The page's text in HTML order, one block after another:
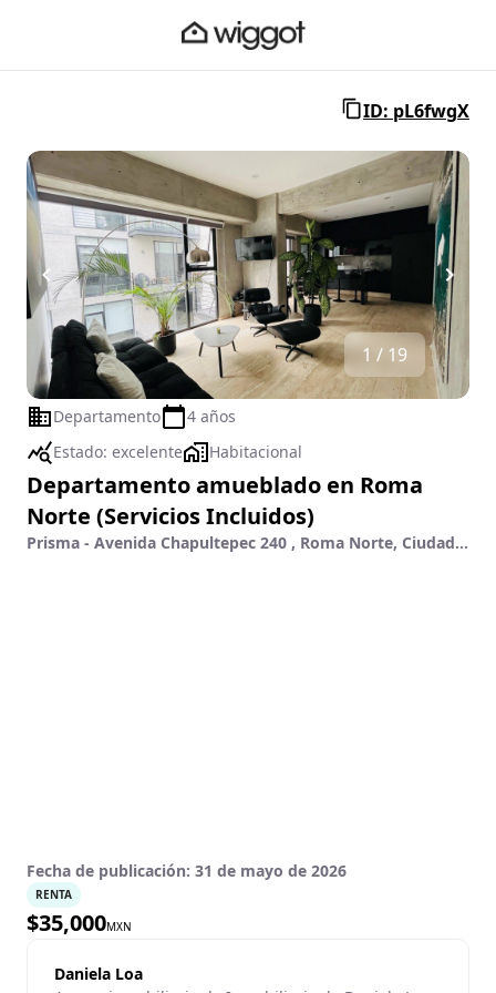
ID: pL6fwgX
1 / 19
Departamento
4 años
Estado: excelente Habitacional
Departamento amueblado en Roma
Norte (Servicios Incluidos)
Prisma - Avenida Chapultepec 240 , Roma Norte, Ciudad De México, Ciudad De México
Fecha de publicación: 31 de mayo de 2026
RENTA
$35,000MXN
Daniela Loa